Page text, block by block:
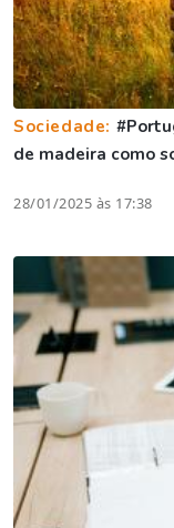
Sociedade:
de madeira como
28/01/2025 às 17:38